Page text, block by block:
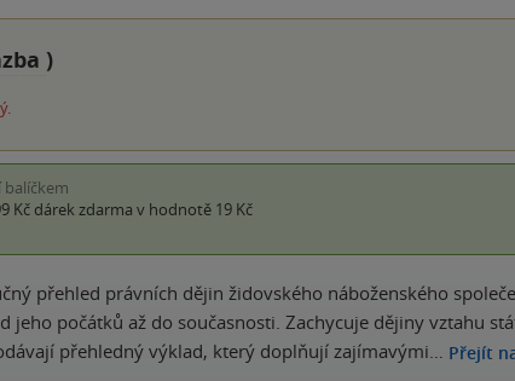
)
balíčkem
Kč dárek zdarma v hodnotě 19 Kč
přehled právních dějin židovského náboženského
jeho počátků až do současnosti. Zachycuje dějiny vztahu
přehledný výklad, který doplňují zajímavými… Přejít